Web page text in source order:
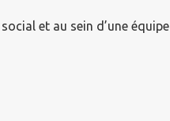
et au sein d’une